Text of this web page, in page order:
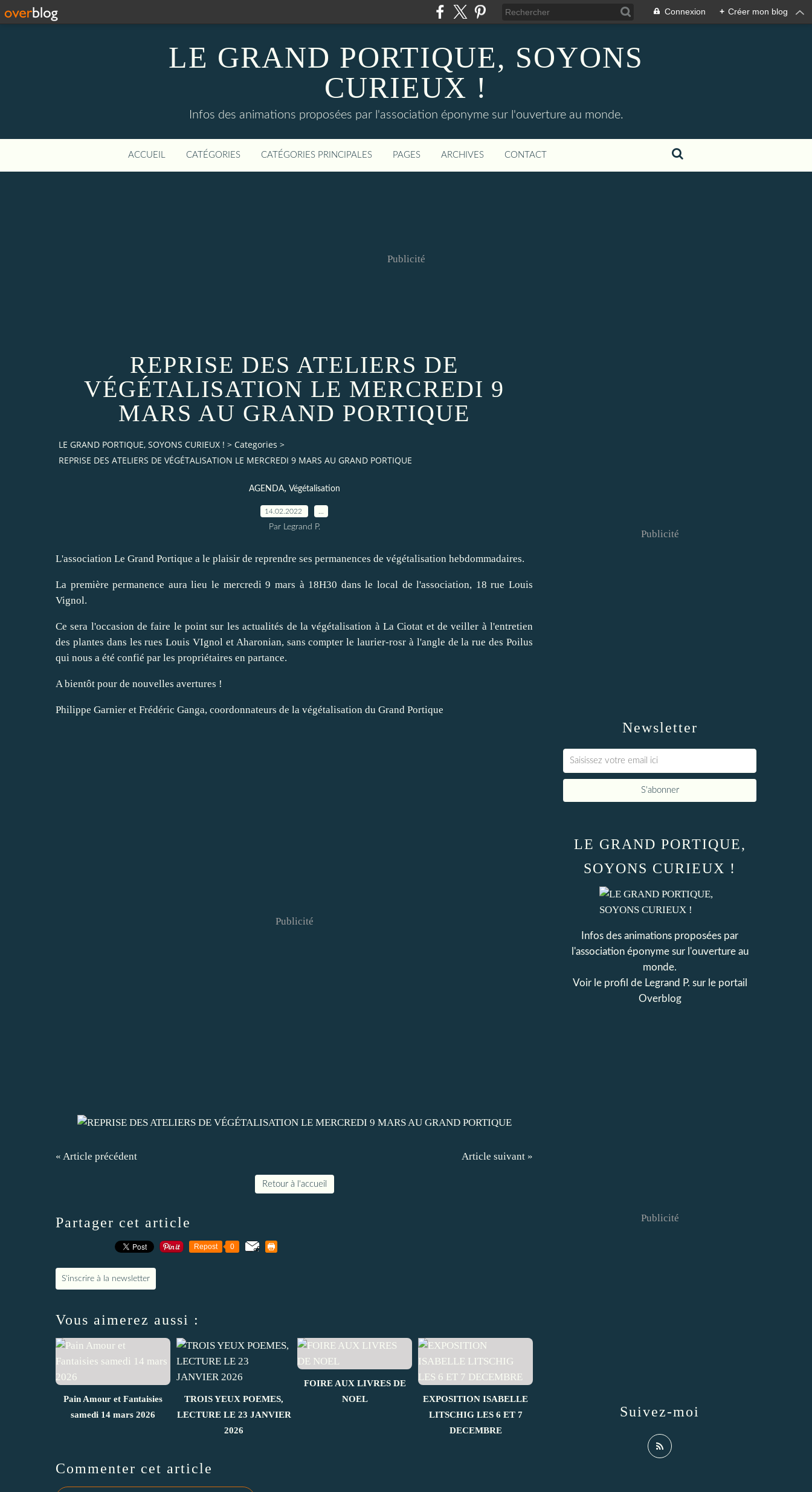
Connexion + Créer mon blog
LE GRAND PORTIQUE, SOYONS
CURIEUX !
Infos des animations proposées par l'association éponyme sur l'ouverture au monde.
ACCUEIL CATÉGORIES CATÉGORIES PRINCIPALES PAGES ARCHIVES CONTACT
Publicité
REPRISE DES ATELIERS DE
VÉGÉTALISATION LE MERCREDI 9
MARS AU GRAND PORTIQUE
LE GRAND PORTIQUE, SOYONS CURIEUX ! > Categories >
REPRISE DES ATELIERS DE VÉGÉTALISATION LE MERCREDI 9 MARS AU GRAND PORTIQUE
AGENDA, Végétalisation
14.02.2022
Par Legrand P.
L'association Le Grand Portique a le plaisir de reprendre ses permanences de végétalisation hebdommadaires.
La première permanence aura lieu le mercredi 9 mars à 18H30 dans le local de l'association, 18 rue Louis
Vignol.
Ce sera l'occasion de faire le point sur les actualités de la végétalisation à La Ciotat et de veiller à l'entretien
des plantes dans les rues Louis VIgnol et Aharonian, sans compter le laurier-rosr à l'angle de la rue des Poilus
qui nous a été confié par les propriétaires en partance.
A bientôt pour de nouvelles avertures !
Philippe Garnier et Frédéric Ganga, coordonnateurs de la végétalisation du Grand Portique
Publicité
« Article précédent Article suivant »
Retour à l'accueil
Partager cet article
Repost 0
S'inscrire à la newsletter
Vous aimerez aussi :
Pain Amour et Fantaisies
samedi 14 mars 2026
TROIS YEUX POEMES,
LECTURE LE 23 JANVIER
2026
FOIRE AUX LIVRES DE
NOEL
EXPOSITION ISABELLE
LITSCHIG LES 6 ET 7
DECEMBRE
Commenter cet article
Newsletter
Publicité
LE GRAND PORTIQUE,
SOYONS CURIEUX !
Infos des animations proposées par
l'association éponyme sur l'ouverture au
monde.
Voir le profil de Legrand P. sur le portail
Overblog
Suivez-moi
Publicité